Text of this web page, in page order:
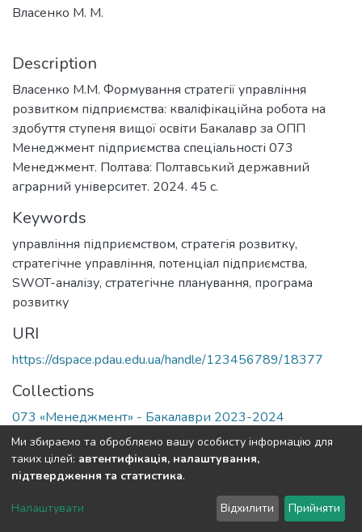
Власенко М. М.
Description
Власенко М.М. Формування стратегії управління
розвитком підприємства: кваліфікаційна робота на
здобуття ступеня вищої освіти Бакалавр за ОПП
Менеджмент підприємства спеціальності 073
Менеджмент. Полтава: Полтавський державний
аграрний університет. 2024. 45 с.
Keywords
управління підприємством, стратегія розвитку,
стратегічне управління, потенціал підприємства,
SWOT-аналізу, стратегічне планування, програма
розвитку
URI
https://dspace.pdau.edu.ua/handle/123456789/18377
Collections
073 «Менеджмент» - Бакалаври 2023-2024
Full item page
DSpace software copyright © 2002-2026 LYRASIS
Send Feedback
Ми збираємо та обробляємо вашу особисту інформацію для
таких цілей: автентифікація, налаштування,
підтвердження та статистика.
Налаштувати Відхилити Прийняти